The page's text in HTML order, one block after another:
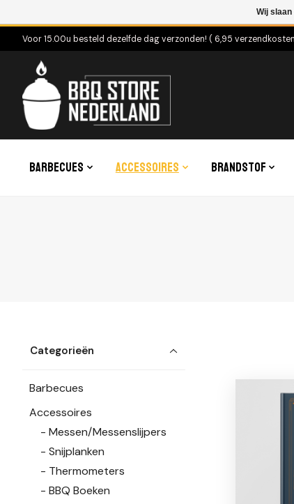
Voor 15.00u besteld dezelfde dag verzonden! ( 6,95
Barbecues Accessoires Brandstof
Categorieën
Barbecues
Accessoires
Messen/Messenslijpers
Snijplanken
Thermometers
BBQ Boeken
Wij